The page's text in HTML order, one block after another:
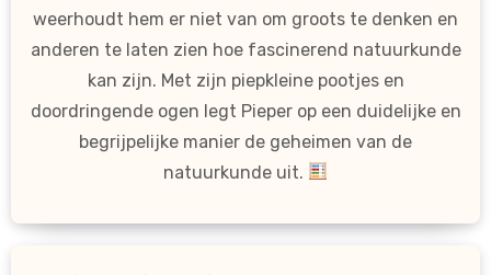
weerhoudt hem er niet van om groots te denken en
anderen te laten zien hoe fascinerend natuurkunde
kan zijn. Met zijn piepkleine pootjes en
doordringende ogen legt Pieper op een duidelijke en
begrijpelijke manier de geheimen van de
natuurkunde uit.